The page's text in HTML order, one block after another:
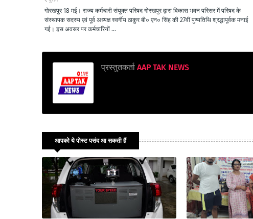
गोरखपुर 18 मई। राज्य कर्मचारी संयुक्त परिषद गोरखपुर द्वारा विकास भवन परिसर में परिषद के
संस्थापक सदस्य एवं पूर्व अध्यक्ष स्वर्गीय ठाकुर बी० एन० सिंह की 27वीं पुण्यतिथि श्रद्धापूर्वक मनाई
गई। इस अवसर पर कर्मचारियों ...
प्रस्तुतकर्ता AAP TAK NEWS
आपको ये पोस्ट पसंद आ सकती हैं